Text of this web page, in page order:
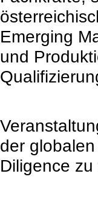
Emerging
und
der
Diligence